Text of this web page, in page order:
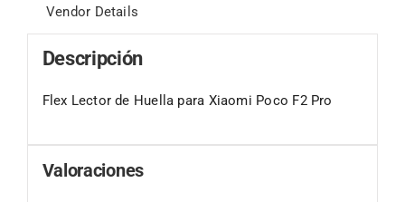
Vendor Details
Descripción
Flex Lector de Huella para Xiaomi Poco F2 Pro
Valoraciones